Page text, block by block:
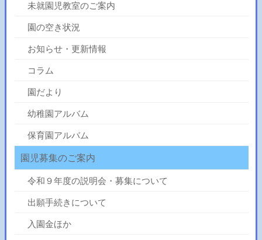
未就園児教室のご案内
園の空き状況
お知らせ・更新情報
コラム
園だより
幼稚園アルバム
保育園アルバム
園児募集のご案内
令和９年度の説明会・募集について
出願手続きについて
入園金ほか